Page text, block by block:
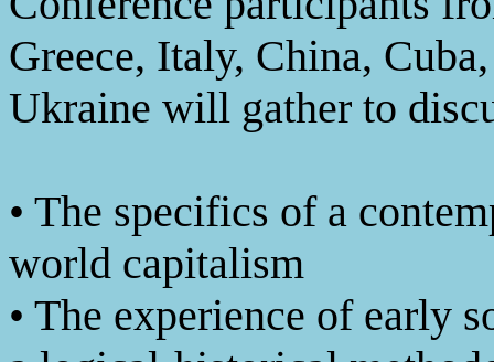
Greece, Italy, China,
Ukraine will gather to
• The specifics of a
world capitalism
• The experience of early